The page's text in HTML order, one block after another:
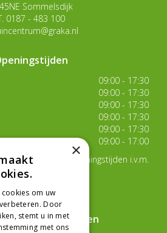
Sommelsdijk
0187 - 483 100
09:00 - 17:30
09:00 - 17:30
09:00 - 17:30
09:00 - 17:30
09:00 - 17:30
09:00 - 17:00
aangepaste openingstijden i.v.m.
zomervakantie
alle openingstijden
ons beoordelen
×
om uw
Door
stemt u in met
met ons